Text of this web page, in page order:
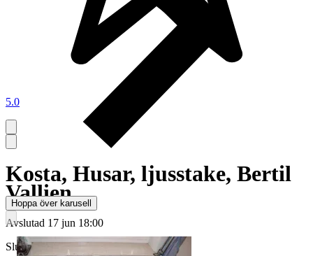
5.0
Kosta, Husar, ljusstake, Bertil
Vallien
Avslutad 17 jun 18:00
Slutpris
Hoppa över karusell